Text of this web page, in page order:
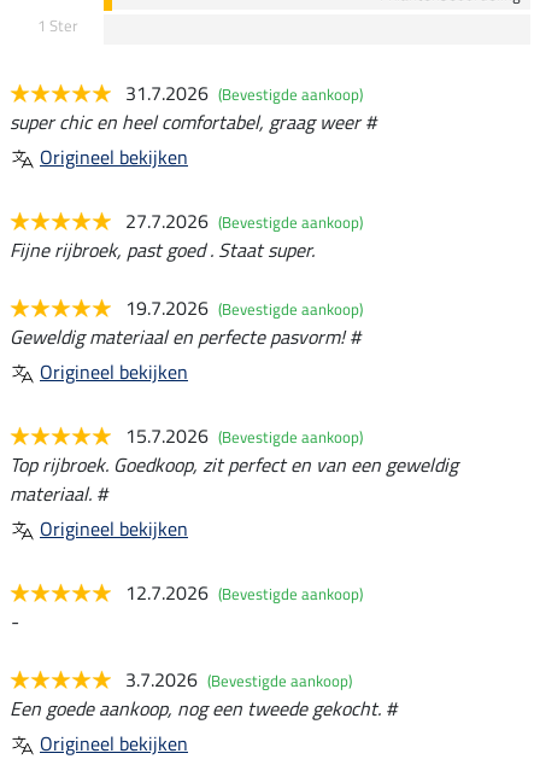
1 Ster
31.7.2026 (Bevestigde aankoop)
super chic en heel comfortabel, graag weer #
Origineel bekijken
27.7.2026 (Bevestigde aankoop)
Fijne rijbroek, past goed . Staat super.
19.7.2026 (Bevestigde aankoop)
Geweldig materiaal en perfecte pasvorm! #
Origineel bekijken
15.7.2026 (Bevestigde aankoop)
Top rijbroek. Goedkoop, zit perfect en van een geweldig
materiaal. #
Origineel bekijken
12.7.2026 (Bevestigde aankoop)
-
3.7.2026 (Bevestigde aankoop)
Een goede aankoop, nog een tweede gekocht. #
Origineel bekijken